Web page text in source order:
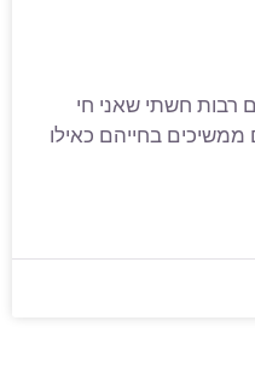
רבות חשתי שאני חי
בחייהם כאילו